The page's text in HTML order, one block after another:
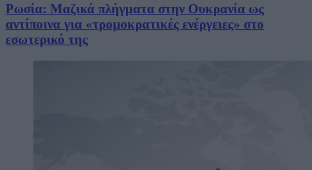
Ρωσία: Μαζικά πλήγματα στην Ουκρανία ως
αντίποινα για «τρομοκρατικές ενέργειες» στο
εσωτερικό της